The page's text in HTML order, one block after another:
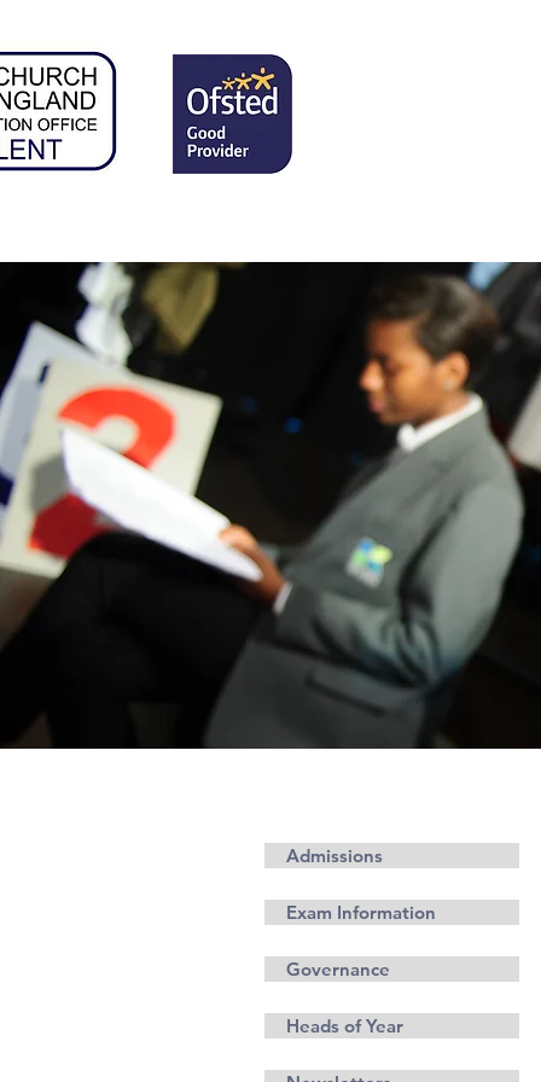
Admissions
Exam Information
Governance
Heads of Year